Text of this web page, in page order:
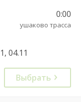
0:00
ушаково трасса
04.11
Выбрать